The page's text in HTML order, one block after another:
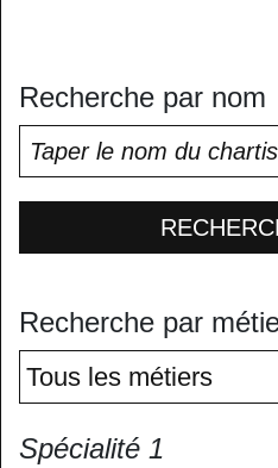
Recherche par nom
Recherche par
Spécialité 1